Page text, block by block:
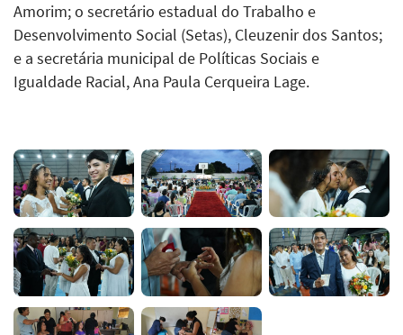
Amorim; o secretário estadual do Trabalho e
Desenvolvimento Social (Setas), Cleuzenir dos Santos;
e a secretária municipal de Políticas Sociais e
Igualdade Racial, Ana Paula Cerqueira Lage.